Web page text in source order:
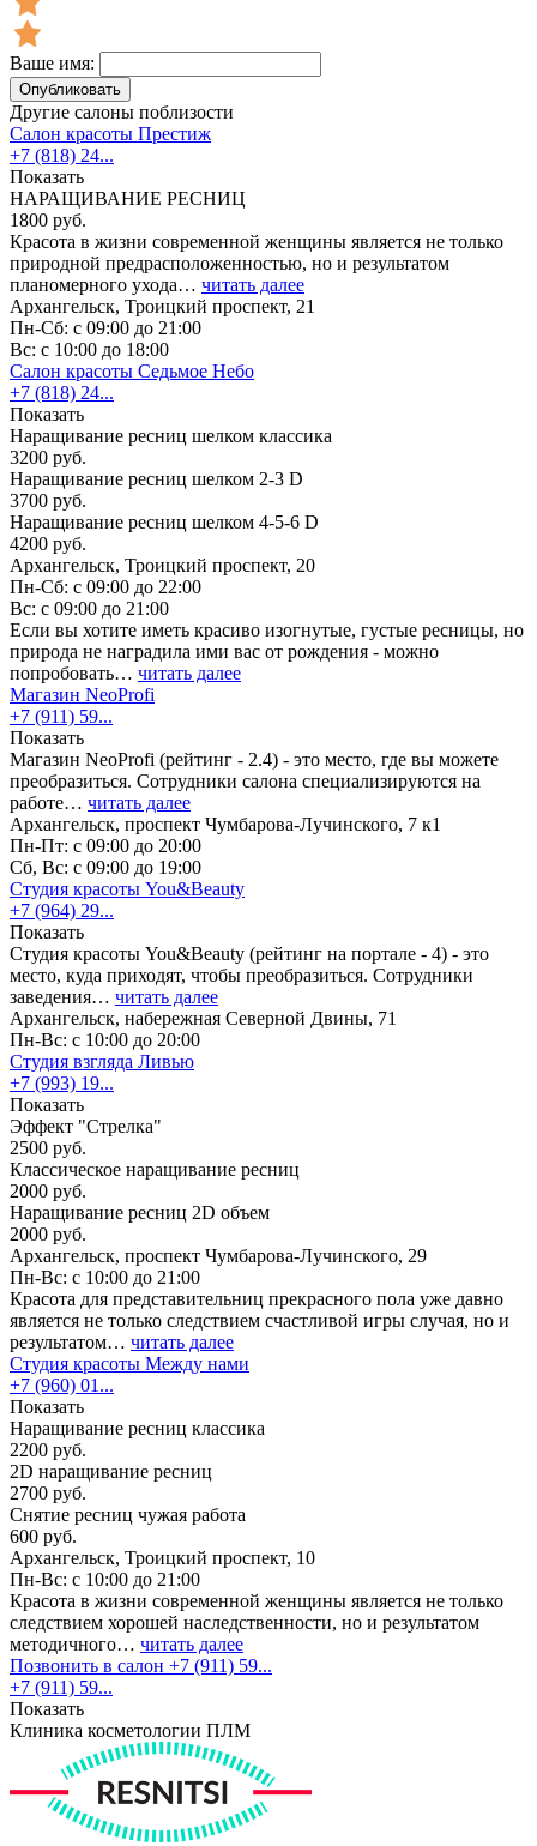
Ваше имя:
Опубликовать
Другие салоны поблизости
Салон красоты Престиж
+7 (818) 24...
Показать
НАРАЩИВАНИЕ РЕСНИЦ
1800 руб.
Красота в жизни современной женщины является не только
природной предрасположенностью, но и результатом
планомерного ухода… читать далее
Архангельск, Троицкий проспект, 21
Пн-Сб: с 09:00 до 21:00
Вс: с 10:00 до 18:00
Салон красоты Седьмое Небо
+7 (818) 24...
Показать
Наращивание ресниц шелком классика
3200 руб.
Наращивание ресниц шелком 2-3 D
3700 руб.
Наращивание ресниц шелком 4-5-6 D
4200 руб.
Архангельск, Троицкий проспект, 20
Пн-Сб: с 09:00 до 22:00
Вс: с 09:00 до 21:00
Если вы хотите иметь красиво изогнутые, густые ресницы, но
природа не наградила ими вас от рождения - можно
попробовать… читать далее
Магазин NeoProfi
+7 (911) 59...
Показать
Магазин NeoProfi (рейтинг - 2.4) - это место, где вы можете
преобразиться. Сотрудники салона специализируются на
работе… читать далее
Архангельск, проспект Чумбарова-Лучинского, 7 к1
Пн-Пт: с 09:00 до 20:00
Сб, Вс: с 09:00 до 19:00
Студия красоты You&Beauty
+7 (964) 29...
Показать
Студия красоты You&Beauty (рейтинг на портале - 4) - это
место, куда приходят, чтобы преобразиться. Сотрудники
заведения… читать далее
Архангельск, набережная Северной Двины, 71
Пн-Вс: с 10:00 до 20:00
Студия взгляда Ливью
+7 (993) 19...
Показать
Эффект "Стрелка"
2500 руб.
Классическое наращивание ресниц
2000 руб.
Наращивание ресниц 2D объем
2000 руб.
Архангельск, проспект Чумбарова-Лучинского, 29
Пн-Вс: с 10:00 до 21:00
Красота для представительниц прекрасного пола уже давно
является не только следствием счастливой игры случая, но и
результатом… читать далее
Студия красоты Между нами
+7 (960) 01...
Показать
Наращивание ресниц классика
2200 руб.
2D наращивание ресниц
2700 руб.
Снятие ресниц чужая работа
600 руб.
Архангельск, Троицкий проспект, 10
Пн-Вс: с 10:00 до 21:00
Красота в жизни современной женщины является не только
следствием хорошей наследственности, но и результатом
методичного… читать далее
Позвонить в салон +7 (911) 59...
+7 (911) 59...
Показать
Клиника косметологии ПЛМ